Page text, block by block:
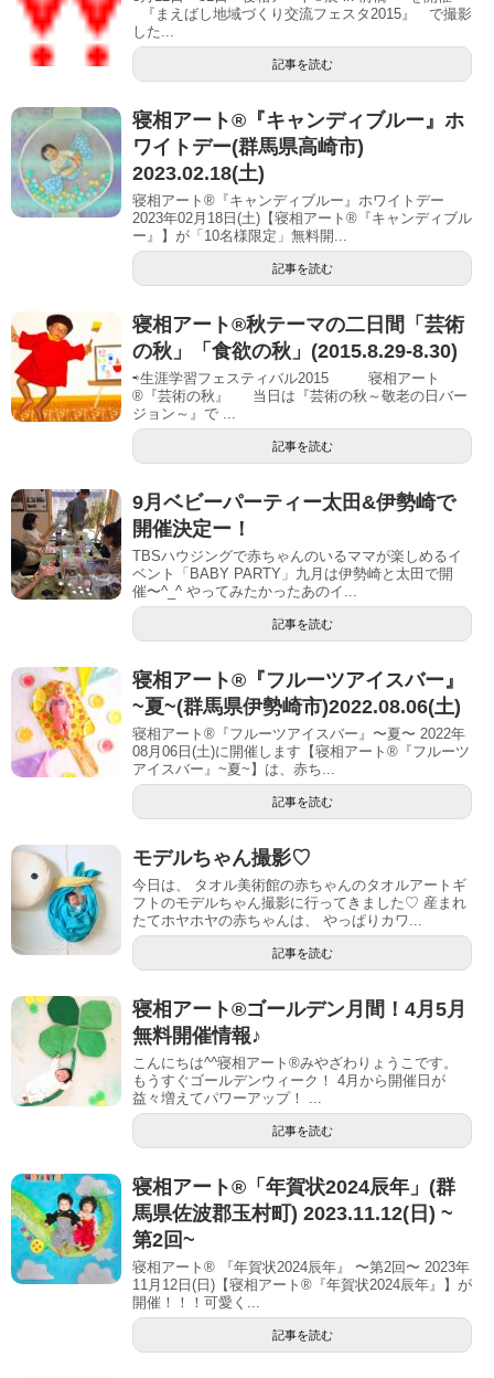
『まえばし地域づくり交流フェスタ2015』 で撮影
した...
記事を読む
寝相アート®︎『キャンディブルー』ホ
ワイトデー(群馬県高崎市)
2023.02.18(土)
寝相アート®『キャンディブルー』ホワイトデー
2023年02月18日(土)【寝相アート®︎『キャンディブル
ー』】が「10名様限定」無料開...
記事を読む
寝相アート®秋テーマの二日間「芸術
の秋」「食欲の秋」(2015.8.29-8.30)
⇨生涯学習フェスティバル2015 寝相アート
®『芸術の秋』 当日は『芸術の秋～敬老の日バー
ジョン～』で ...
記事を読む
9月ベビーパーティー太田&伊勢崎で
開催決定ー！
TBSハウジングで赤ちゃんのいるママが楽しめるイ
ベント「BABY PARTY」九月は伊勢崎と太田で開
催〜^_^ やってみたかったあのイ...
記事を読む
寝相アート®︎『フルーツアイスバー』
~夏~(群馬県伊勢崎市)2022.08.06(土)
寝相アート®『フルーツアイスバー』〜夏〜 2022年
08月06日(土)に開催します【寝相アート®︎『フルーツ
アイスバー』~夏~】は、赤ち...
記事を読む
モデルちゃん撮影♡
今日は、 タオル美術館の赤ちゃんのタオルアートギ
フトのモデルちゃん撮影に行ってきました♡ 産まれ
たてホヤホヤの赤ちゃんは、 やっぱりカワ...
記事を読む
寝相アート®ゴールデン月間！4月5月
無料開催情報♪
こんにちは^^寝相アート®みやざわりょうこです。
もうすぐゴールデンウィーク！ 4月から開催日が
益々増えてパワーアップ！ ...
記事を読む
寝相アート®︎「年賀状2024辰年」(群
馬県佐波郡玉村町) 2023.11.12(日) ~
第2回~
寝相アート® 『年賀状2024辰年』 〜第2回〜 2023年
11月12日(日)【寝相アート®︎『年賀状2024辰年』】が
開催！！！可愛く...
記事を読む